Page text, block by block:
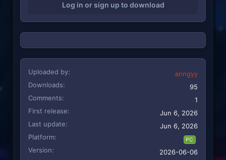
s
:
Log in or sign up to download
Uploaded by
anngyy
Downloads
95
Comments
1
First release
Jun 6, 2026
Last update
Jun 6, 2026
Platform
PC
Version
2026-06-06